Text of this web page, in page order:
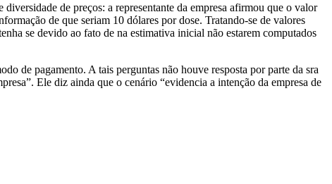
de preços: a representante da empresa afirmou que o valor
de que seriam 10 dólares por dose. Tratando-se de valores
se devido ao fato de na estimativa inicial não estarem computados
de pagamento. A tais perguntas não houve resposta por parte da sra
Ele diz ainda que o cenário “evidencia a intenção da empresa de